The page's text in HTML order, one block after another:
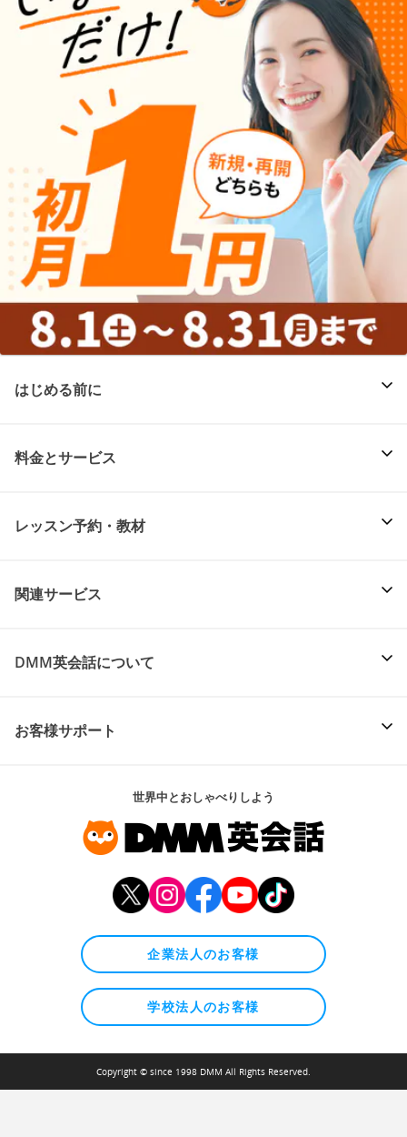
はじめる前に
料金とサービス
レッスン予約・教材
関連サービス
DMM英会話について
お客様サポート
世界中とおしゃべりしよう
企業法人のお客様
学校法人のお客様
Copyright © since 1998 DMM All Rights Reserved.